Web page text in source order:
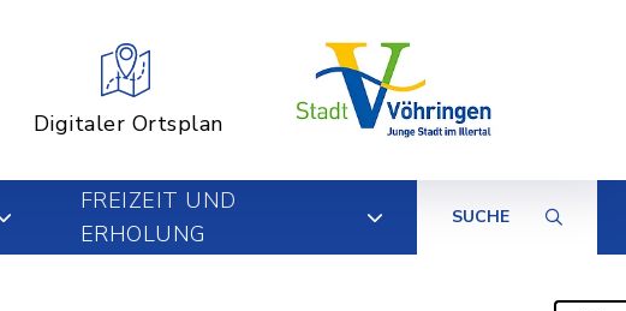
Digitaler Ortsplan
FREIZEIT UND
ERHOLUNG
SUCHE